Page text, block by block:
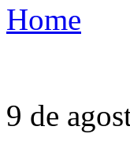
Home
9 de